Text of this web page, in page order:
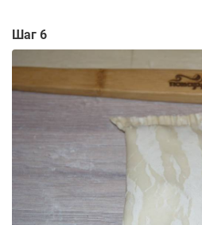
Шаг 6